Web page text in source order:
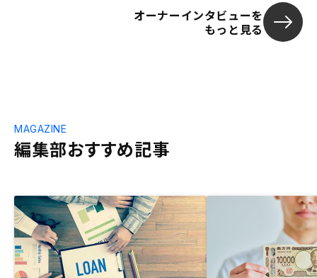
オーナーインタビューを
もっと見る
編集部おすすめ記事
MAGAZINE